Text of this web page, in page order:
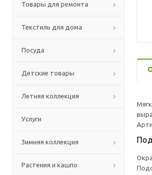
Товары для ремонта
Текстиль для дома
Посуда
Детские товары
Летняя коллекция
Услуги
Зимняя коллекция
Растения и кашпо